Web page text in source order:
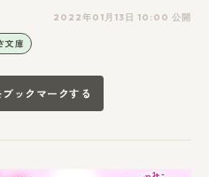
2022年01月13日 10:00 公開
文庫
ックマークする